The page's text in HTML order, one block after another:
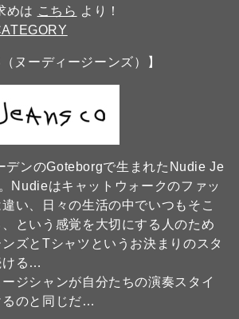
めは こちら より！
ヌーディージーンズ）】
デンのGoteborgで生まれたNudie Je
Nudieはキャットウォークのファッ
い、日々の生活の中でいつもそこ
という感覚を大切にする人のため
ズとTシャツというお決まりのスタ
ける…
ジシャンが自分たちの演奏スタイ
るのと同じだ…